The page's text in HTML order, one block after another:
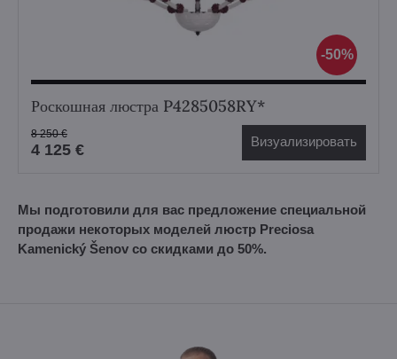
50%
Роскошная люстра P4285058RY*
4 125 €
8 250 € Визуализировать
Мы подготовили для вас предложение специальной
продажи некоторых моделей люстр Preciosa
Kamenický Šenov со скидками до 50%.